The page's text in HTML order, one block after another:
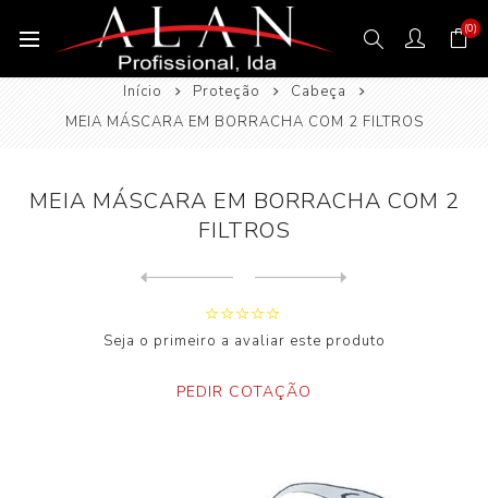
(0)
Início Proteção
Cabeça
MEIA MÁSCARA EM BORRACHA COM 2 FILTROS
MEIA MÁSCARA EM BORRACHA COM 2
FILTROS
Seja o primeiro a avaliar este produto
PEDIR COTAÇÃO